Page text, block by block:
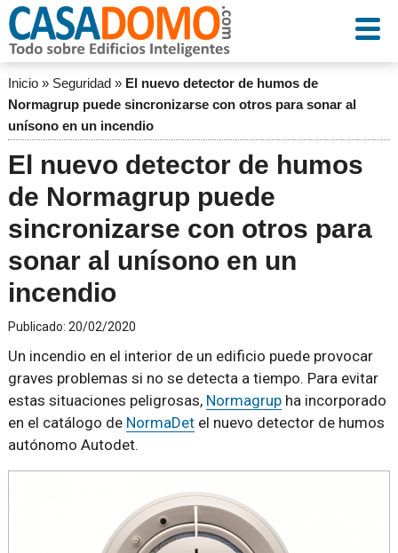
Inicio» Seguridad» El nuevo detector de humos de
Normagrup puede sincronizarse con otros para sonar al
unísono en un incendio
El nuevo detector de humos
de Normagrup puede
sincronizarse con otros para
sonar al unísono en un
incendio
Publicado: 20/02/2020
Un incendio en el interior de un edificio puede provocar
graves problemas si no se detecta a tiempo. Para evitar
estas situaciones peligrosas, Normagrupha incorporado
en el catálogo de NormaDetel nuevo detector de humos
autónomo Autodet.